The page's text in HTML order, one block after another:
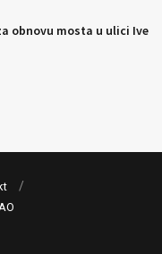
obnovu mosta u ulici Ive